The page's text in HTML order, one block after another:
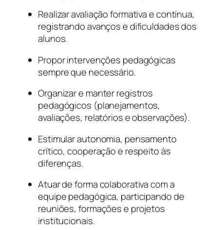
Realizar avaliação formativa e contínua,
registrando avanços e dificuldades dos
alunos.
Propor intervenções pedagógicas
sempre que necessário.
Organizar e manter registros
pedagógicos (planejamentos,
avaliações, relatórios e observações).
Estimular autonomia, pensamento
crítico, cooperação e respeito às
diferenças.
Atuar de forma colaborativa com a
equipe pedagógica, participando de
reuniões, formações e projetos
institucionais.